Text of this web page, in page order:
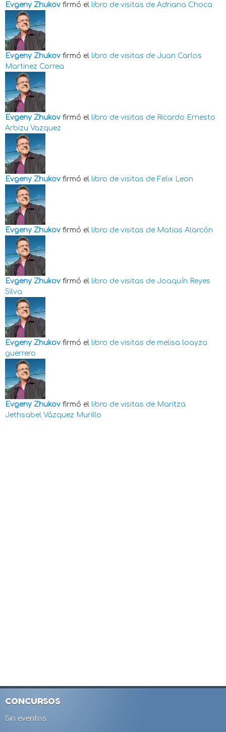
Evgeny Zhukov firmó el libro de visitas de Adriana Choca
Evgeny Zhukov firmó el libro de visitas de Juan Carlos
Martinez Correa
Evgeny Zhukov firmó el libro de visitas de Ricardo Ernesto
Arbizu Vazquez
Evgeny Zhukov firmó el libro de visitas de Felix Leon
Evgeny Zhukov firmó el libro de visitas de Matias Alarcón
Evgeny Zhukov firmó el libro de visitas de Joaquín Reyes
Silva
Evgeny Zhukov firmó el libro de visitas de melisa loayza
guerrero
Evgeny Zhukov firmó el libro de visitas de Maritza
Jethsabel Vázquez Murillo
CONCURSOS
Sin eventos